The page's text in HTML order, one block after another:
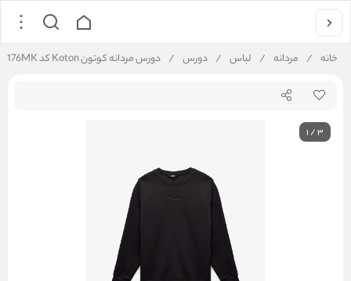
خانه / مردانه / لباس / دورس / دورس مردانه کوتون Koton کد 6WAM70176MK
1/3